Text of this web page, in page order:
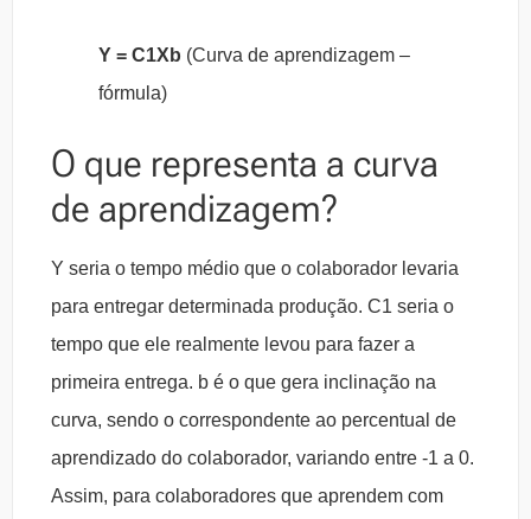
Y = C1Xb (Curva de aprendizagem –
fórmula)
O que representa a curva
de aprendizagem?
Y seria o tempo médio que o colaborador levaria
para entregar determinada produção. C1 seria o
tempo que ele realmente levou para fazer a
primeira entrega. b é o que gera inclinação na
curva, sendo o correspondente ao percentual de
aprendizado do colaborador, variando entre -1 a 0.
Assim, para colaboradores que aprendem com